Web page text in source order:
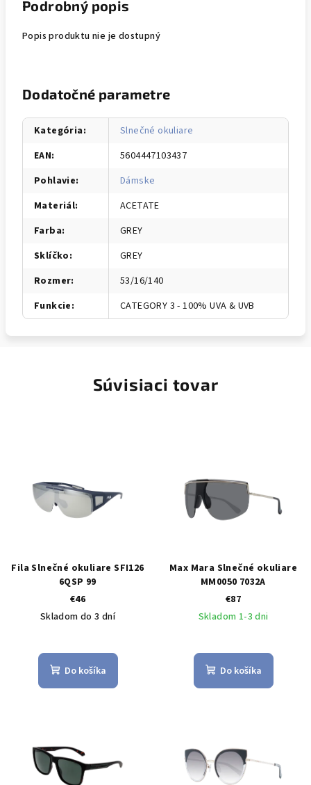
Podrobný popis
Popis produktu nie je dostupný
Dodatočné parametre
Kategória:
Slnečné okuliare
EAN:
5604447103437
Pohlavie:
Dámske
Materiál:
ACETATE
Farba:
GREY
Sklíčko:
GREY
Rozmer:
53/16/140
Funkcie: CATEGORY 3 - 100% UVA & UVB
Súvisiaci tovar
Fila Slnečné okuliare SFI126
6QSP 99
€46
Skladom do 3 dní
Do košíka
Max Mara Slnečné okuliare
MM0050 7032A
€87
Skladom 1-3 dni
Do košíka